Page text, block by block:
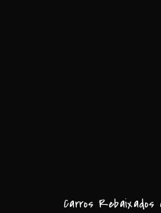
Carros Rebaixados